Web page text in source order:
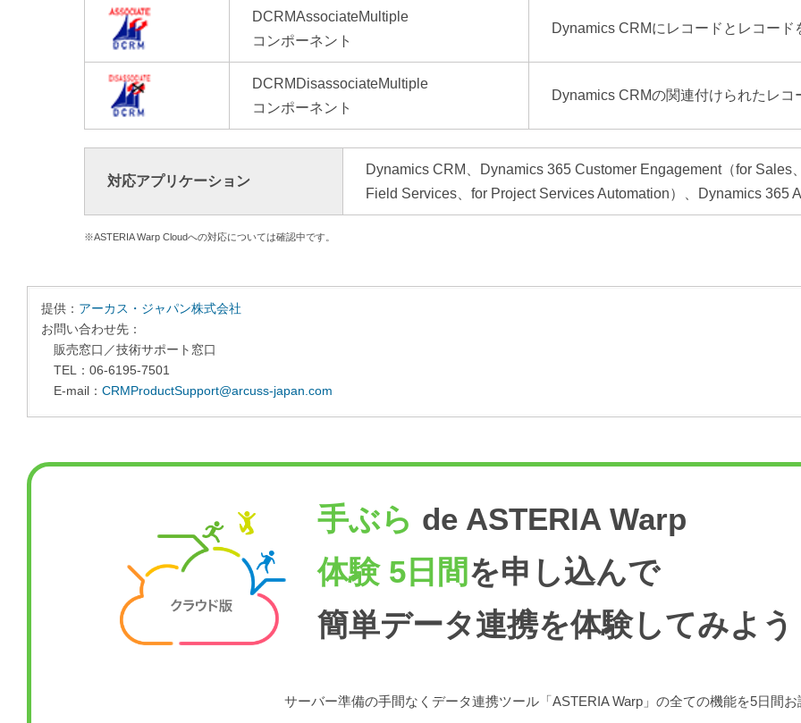
DCRMAssociateMultiple
コンポーネント
Dynamics CRMにレコードとレコード
DCRMDisassociateMultiple
コンポーネント
Dynamics CRMの関連付けられたレ
対応アプリケーション
Dynamics CRM、Dynamics 365 Customer Engagement（for Sales
Field Services、for Project Services Automation）、Dynamics 365
※ASTERIA Warp Cloudへの対応については確認中です。
提供： アーカス・ジャパン株式会社
お問い合わせ先：
販売窓口／技術サポート窓口
TEL：06-6195-7501
E-mail： CRMProductSupport@arcuss-japan.com
手ぶら de ASTERIA Warp
体験 5日間 を申し込んで
簡単データ連携を体験してみよう
サーバー準備の手間なくデータ連携ツール「ASTERIA Warp」の全ての機能を5日間